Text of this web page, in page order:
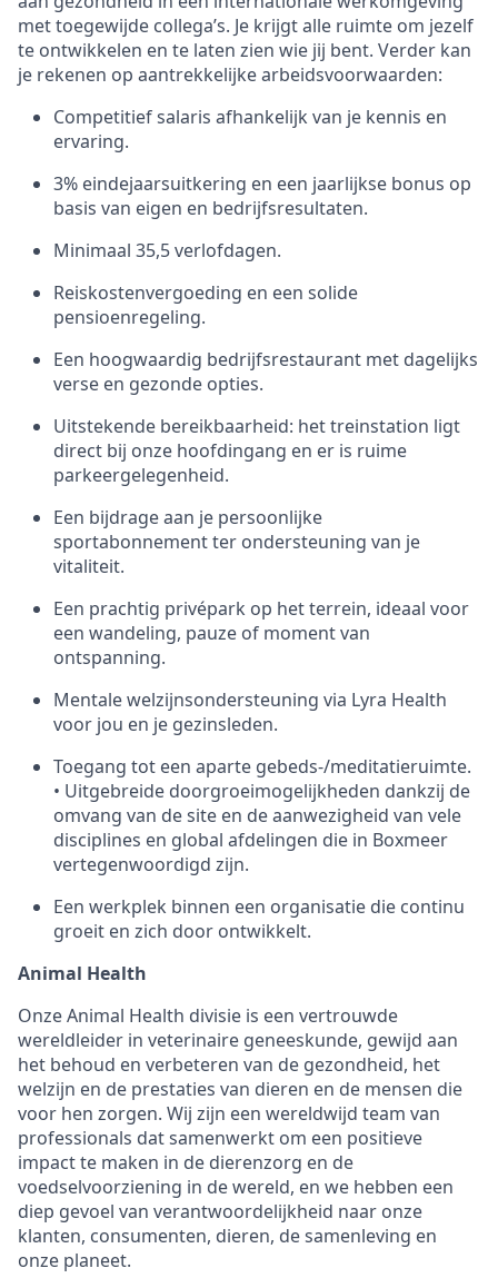
met toegewijde collega’s. Je krijgt alle ruimte om jezelf
te ontwikkelen en te laten zien wie jij bent. Verder kan
je rekenen op aantrekkelijke arbeidsvoorwaarden:
Competitief salaris afhankelijk van je kennis en
ervaring.
3% eindejaarsuitkering en een jaarlijkse bonus op
basis van eigen en bedrijfsresultaten.
Minimaal 35,5 verlofdagen.
Reiskostenvergoeding en een solide
pensioenregeling.
Een hoogwaardig bedrijfsrestaurant met dagelijks
verse en gezonde opties.
Uitstekende bereikbaarheid: het treinstation ligt
direct bij onze hoofdingang en er is ruime
parkeergelegenheid.
Een bijdrage aan je persoonlijke
sportabonnement ter ondersteuning van je
vitaliteit.
Een prachtig privépark op het terrein, ideaal voor
een wandeling, pauze of moment van
ontspanning.
Mentale welzijnsondersteuning via Lyra Health
voor jou en je gezinsleden.
Toegang tot een aparte gebeds-/meditatieruimte.
• Uitgebreide doorgroeimogelijkheden dankzij de
omvang van de site en de aanwezigheid van vele
disciplines en global afdelingen die in Boxmeer
vertegenwoordigd zijn.
Een werkplek binnen een organisatie die continu
groeit en zich door ontwikkelt.
Animal Health
Onze Animal Health divisie is een vertrouwde
wereldleider in veterinaire geneeskunde, gewijd aan
het behoud en verbeteren van de gezondheid, het
welzijn en de prestaties van dieren en de mensen die
voor hen zorgen. Wij zijn een wereldwijd team van
professionals dat samenwerkt om een positieve
impact te maken in de dierenzorg en de
voedselvoorziening in de wereld, en we hebben een
diep gevoel van verantwoordelijkheid naar onze
klanten, consumenten, dieren, de samenleving en
onze planeet.